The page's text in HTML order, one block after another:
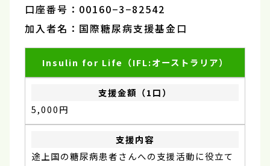
口座番号：00160−3−82542
加入者名：国際糖尿病支援基金口
Insulin for Life（IFL:オーストラリア）
5,000円
途上国の糖尿病患者さんへの支援活動に役立て